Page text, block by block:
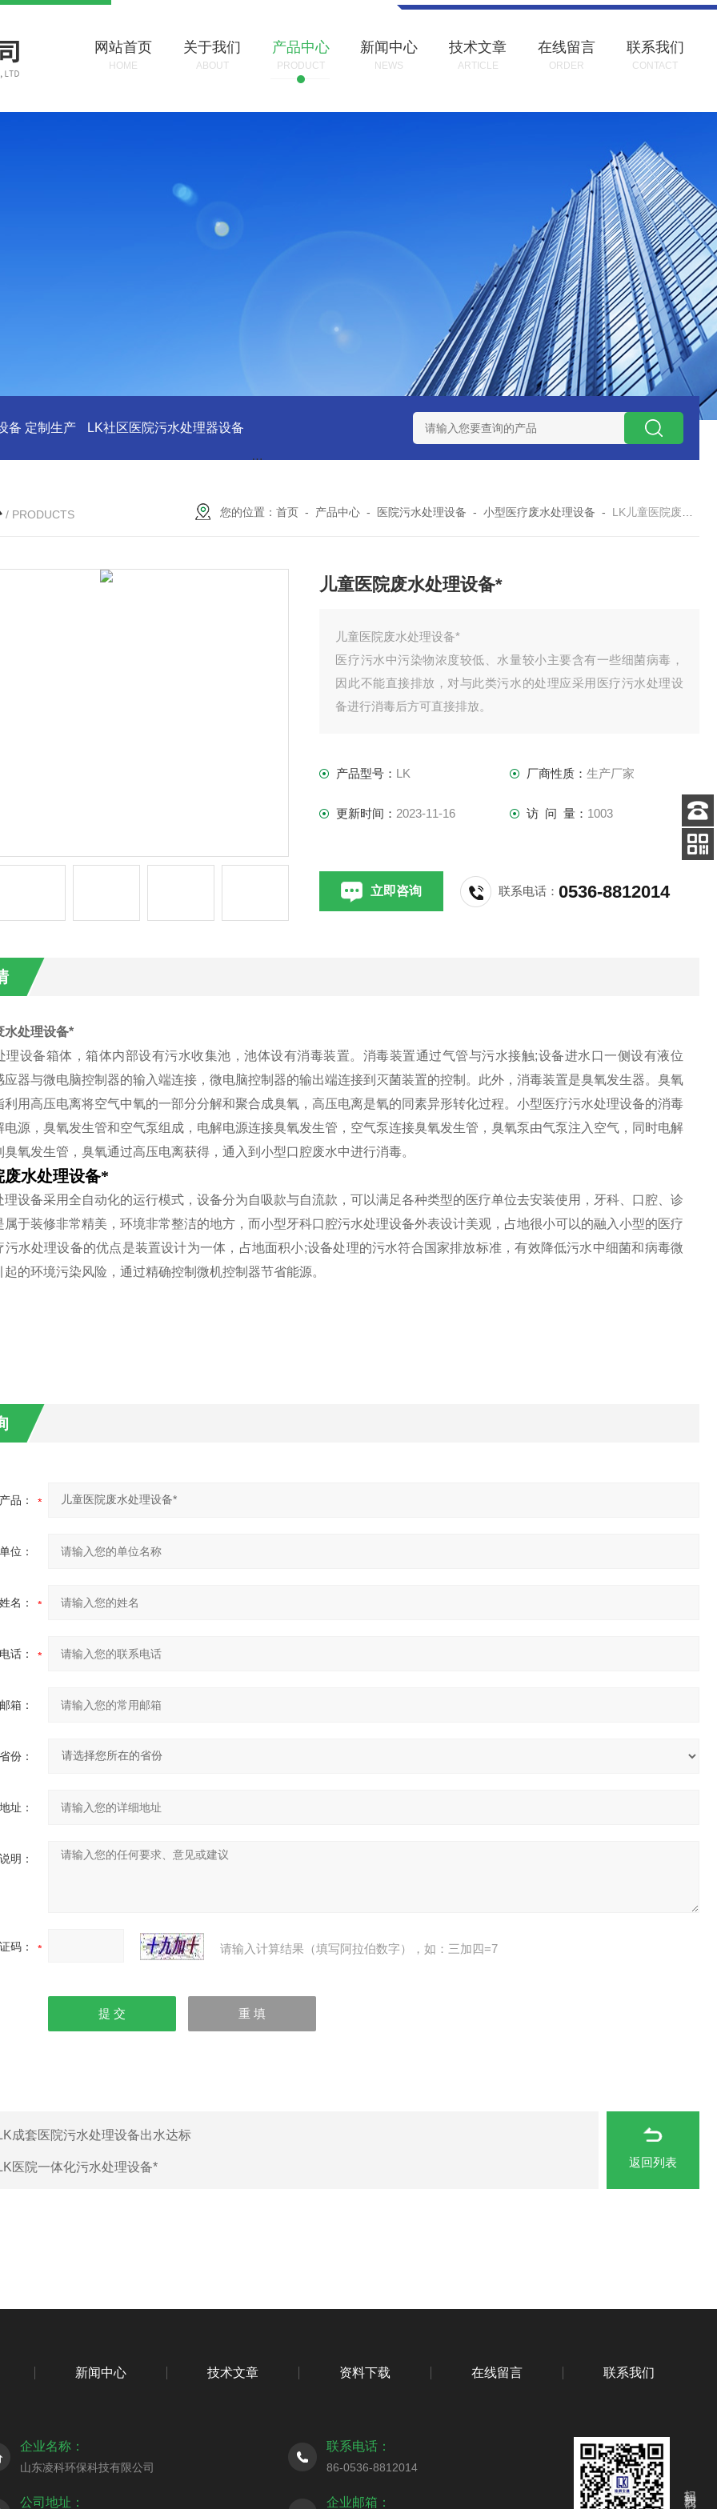
网站首页
HOME
关于我们
ABOUT
产品中心
PRODUCT
新闻中心
NEWS
技术文章
ARTICLE
在线留言
ORDER
联系我们
CONTACT
备 定制生产 LK社区医院污水处理器设备 LK康复医院废水处理器设备 LK康复医院污水处理
/ PRODUCTS 您的位置：首页 - 产品中心 - 医院污水处理设备 -小型医疗废水处理设备 - LK儿童医院废水处理设备*
儿童医院废水处理设备*
儿童医院废水处理设备*
医疗污水中污染物浓度较低、水量较小主要含有一些细菌病毒，
因此不能直接排放，对与此类污水的处理应采用医疗污水处理设
备进行消毒后方可直接排放。
产品型号： LK 厂商性质： 生产厂家
更新时间： 2023-11-16 访 问 量： 1003
立即咨询 联系电话：0536-8812014
水处理设备*
理设备箱体，箱体内部设有污水收集池，池体设有消毒装置。消毒装置通过气管与污水接触;设备进水口一侧设有液位
应器与微电脑控制器的输入端连接，微电脑控制器的输出端连接到灭菌装置的控制。此外，消毒装置是臭氧发生器。臭氧
利用高压电离将空气中氧的一部分分解和聚合成臭氧，高压电离是氧的同素异形转化过程。小型医疗污水处理设备的消毒
电源，臭氧发生管和空气泵组成，电解电源连接臭氧发生管，空气泵连接臭氧发生管，臭氧泵由气泵注入空气，同时电解
臭氧发生管，臭氧通过高压电离获得，通入到小型口腔废水中进行消毒。
废水处理设备*
理设备采用全自动化的运行模式，设备分为自吸款与自流款，可以满足各种类型的医疗单位去安装使用，牙科、口腔、诊
属于装修非常精美，环境非常整洁的地方，而小型牙科口腔污水处理设备外表设计美观，占地很小可以的融入小型的医疗
污水处理设备的优点是装置设计为一体，占地面积小;设备处理的污水符合国家排放标准，有效降低污水中细菌和病毒微
起的环境污染风险，通过精确控制微机控制器节省能源。
产品：
位：
名：
话：
箱：
省份：
址：
明：
码： 请输入计算结果（填写阿拉伯数字），如：三加四=7
成套医院污水处理设备出水达标
医院一体化污水处理设备* 返回列表
新闻中心 技术文章 资料下载 在线留言 联系我们
企业名称：
山东凌科环保科技有限公司
联系电话：
86-0536-8812014
公司地址： 企业邮箱：
客服
电话